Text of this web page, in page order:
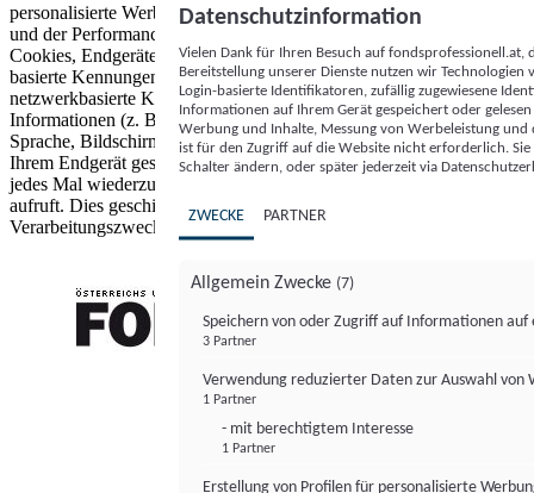
personalisierte Werbung und Inhalte, Messung von Werbeleistung
und der Performance von Inhalten sowie Zielgruppenforschung.
Cookies, Endgeräte- oder ähnliche Online-Kennungen (z. B. login-
basierte Kennungen, zufällig generierte Kennungen,
netzwerkbasierte Kennungen) können zusammen mit anderen
Informationen (z. B. Browsertyp und Browserinformationen,
Sprache, Bildschirmgröße, unterstützte Technologien usw.) auf
Ihrem Endgerät gespeichert oder von dort ausgelesen werden, um es
jedes Mal wiederzuerkennen, wenn es eine App oder einer Webseite
aufruft. Dies geschieht für einen oder mehrere der hier aufgeführten
Verarbeitungszwecke.
Datenschutzinformation
Vielen Dank für Ihren Besuch auf
Bereitstellung unserer Dienste nutzen wir Technologien
Login-basierte Identifikatoren, zufällig zugewiesene
Informationen auf Ihrem Gerät gespeichert oder
Werbung und Inhalte, Messung von Werbeleistung
ist für den Zugriff auf die Website nicht erforderlich.
Schalter ändern, oder später jederzeit via
ZWECKE PARTNER
Allgemein Zwecke (7)
Speichern von oder Zugriff auf Informationen auf
3 Partner
Verwendung reduzierter Daten zur Auswahl von
1 Partner
- mit berechtigtem Interesse
1 Partner
Erstellung von Profilen für personalisierte
FONDS professionell